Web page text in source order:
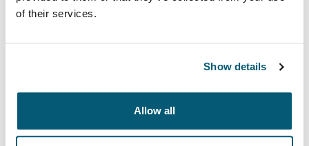
of their services.
Show details
Allow all
Fundas para tabletas y portátiles
Resistencia y protección con un diseño estilizado,
nuestras elegantes fundas para tabletas y portátiles